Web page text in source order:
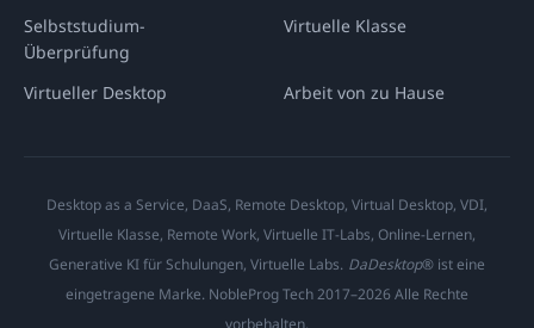
Selbststudium-
Überprüfung
Virtuelle Klasse
Virtueller Desktop Arbeit von zu Hause
Desktop as a Service, DaaS, Remote Desktop, Virtual Desktop, VDI,
Virtuelle Klasse, Remote Work, Virtuelle IT-Labs, Online-Lernen,
Generative KI für Schulungen, Virtuelle Labs. DaDesktop® ist eine
eingetragene Marke. NobleProg Tech 2017–2026 Alle Rechte